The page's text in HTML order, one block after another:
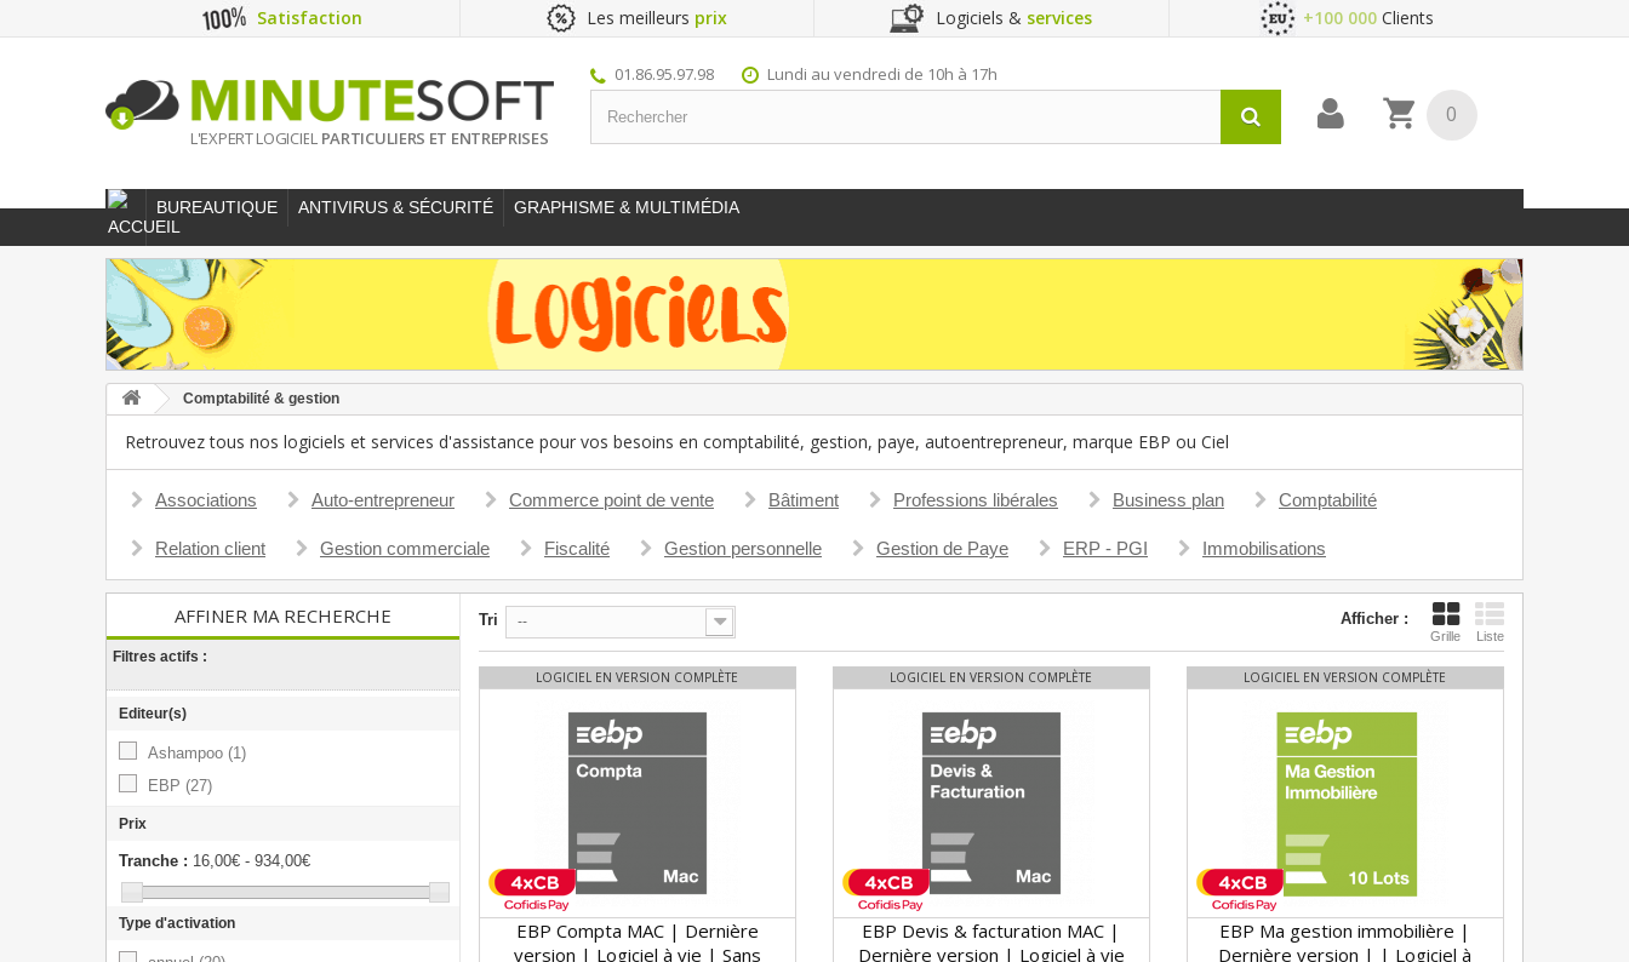
Satisfaction Les meilleurs prix Logiciels & services +100 000Clients
L'EXPERT LOGICIEL PARTICULIERS ET ENTREPRISES
01.86.95.97.98 Lundi au vendredi de 10h à 17h
0
BUREAUTIQUE ANTIVIRUS & SÉCURITÉ GRAPHISME & MULTIMÉDIA
Comptabilité & gestion
Retrouvez tous nos logiciels et services d'assistance pour vos besoins en comptabilité, gestion, paye, autoentrepreneur, marque EBP ou Ciel
Associations Auto-entrepreneur Commerce point de vente Bâtiment Professions libérales Business plan Comptabilité
Relation client Gestion commerciale Fiscalité Gestion personnelle Gestion de Paye ERP - PGI Immobilisations
AFFINER MA RECHERCHE
Filtres actifs :
Editeur(s)
Ashampoo (1)
EBP (27)
Prix
Tranche : 16,00€ - 934,00€
Type d'activation
Afficher :
Grille Liste
Tri --
LOGICIEL EN VERSION COMPLÈTE
EBP Compta MAC | Dernière
version | Logiciel à vie | Sans
LOGICIEL EN VERSION COMPLÈTE
EBP Devis & facturation MAC |
Dernière version | Logiciel à vie
LOGICIEL EN VERSION COMPLÈTE
EBP Ma gestion immobilière |
Dernière version | | Logiciel à